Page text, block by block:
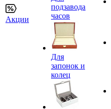
Акции
подзавода
часов
Для
запонок и
колец